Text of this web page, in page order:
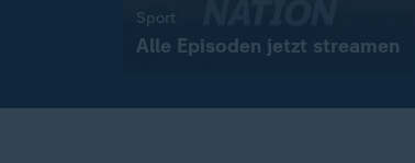
Sport
Alle Episoden jetzt streamen